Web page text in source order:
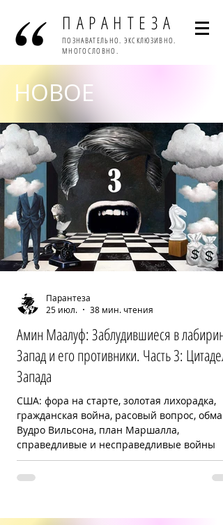
ПАРАНТЕЗА
ПОЗНАВАТЕЛЬНО. ЭКСКЛЮЗИВНО.
МНОГОСЛОВНО.
НОВОЕ
Амин Маалуф: Заблудившиеся в
Запад и его противники. Часть 3: Цитадель
Запада
США: фора на старте, золотая лихорадка,
гражданская война, расовый вопрос, обман
Вудро Вильсона, план Маршалла,
справедливые и несправедливые войны
Парантеза
25 июл.
38 мин. чтения